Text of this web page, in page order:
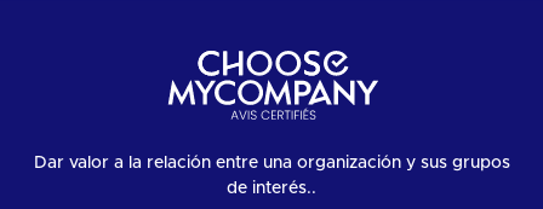
Dar valor a la relación entre una organización y sus grupos
de interés..